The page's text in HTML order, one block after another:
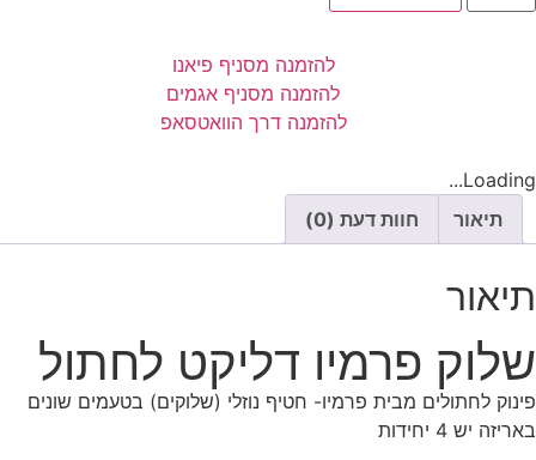
להזמנה מסניף פיאנו
להזמנה מסניף אגמים
להזמנה דרך הוואטסאפ
Loading...
תיאור
חוות דעת (0)
תיאור
שלוק פרמיו דליקט לחתול
פינוק לחתולים מבית פרמיו- חטיף נוזלי (שלוקים) בטעמים שונים
באריזה יש 4 יחידות